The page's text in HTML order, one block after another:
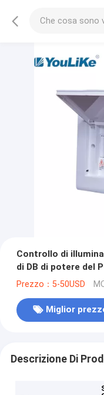
Controllo di
di DB di potere del
Prezzo：5-50USD
Miglior
Descrizione Di